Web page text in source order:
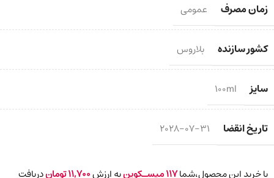
زمان مصرف عمومی
کشور سازنده بلاروس
سایز 100ml
تاریخ انقضا 2028-07-31
با خرید این محصول،شما117میسـکوینبه ارزش11,700توماندریافت